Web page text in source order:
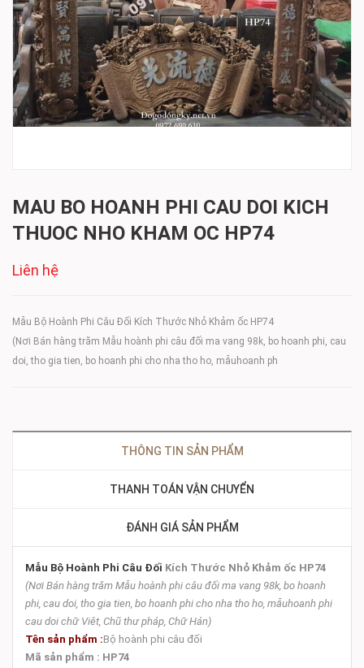
MAU BO HOANH PHI CAU DOI KICH
THUOC NHO KHAM OC HP74
Liên hệ
Mẫu Bộ Hoành Phi Câu Đối Kích Thước Nhỏ Khảm ốc HP74
(Nơi Bán hàng trăm Mẫu hoành phi câu đối ma vang 98k, bo hoanh phi, cau
doi, tho gia tien, bo hoanh phi cho nha tho ho, mẫuhoanh ph
THÔNG TIN SẢN PHẨM
THANH TOÁN VẬN CHUYỂN
ĐÁNH GIÁ SẢN PHẨM
Mẫu Bộ Hoành Phi Câu Đối Kích Thước Nhỏ Khảm ốc HP74
(Nơi Bán hàng trăm Mẫu hoành phi câu đối ma vang 98k, bo hoanh
phi, cau doi, tho gia tien, bo hoanh phi cho nha tho ho, mẫuhoanh phi
cau doi chữ Viêt, Chũ thư pháp, Chữ Hán)
Tên sản phẩm :Bộ hoành phi câu đối
Mã sản phẩm : HP74